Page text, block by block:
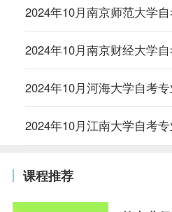
2024年10月南京师范大学
2024年10月南京财经大学
2024年10月河海大学自考
2024年10月江南大学自考
课程推荐